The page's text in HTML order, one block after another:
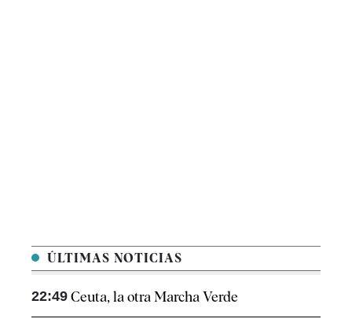
ÚLTIMAS NOTICIAS
22:49 Ceuta, la otra Marcha Verde